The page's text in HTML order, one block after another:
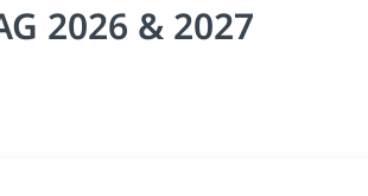
2026 & 2027